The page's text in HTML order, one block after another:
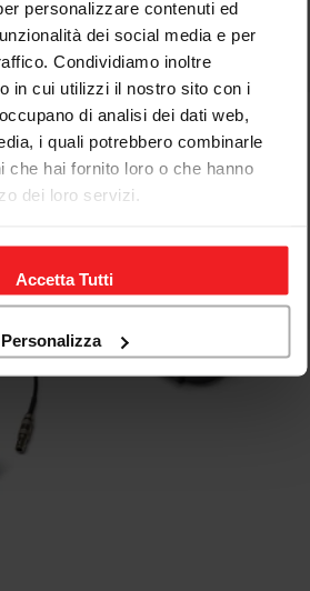
personalizzare contenuti ed
dei social media e per
Condividiamo inoltre
in cui utilizzi il nostro sito con i
di analisi dei dati web,
i quali potrebbero combinarle
che hai fornito loro o che hanno
dei loro servizi.
Accetta Tutti
Personalizza